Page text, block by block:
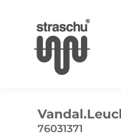
76031371